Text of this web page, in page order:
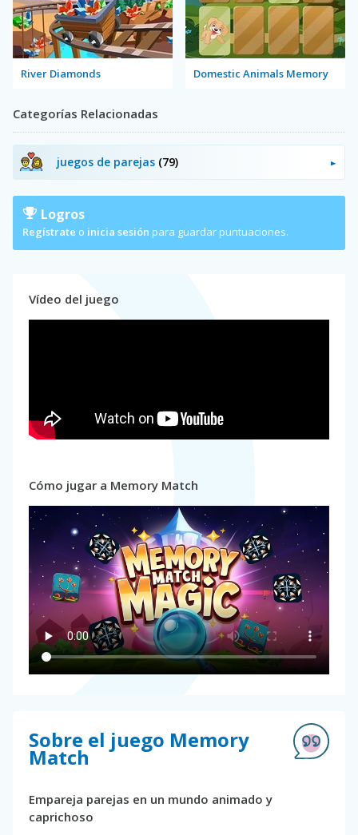
River Diamonds Domestic Animals Memory
Categorías Relacionadas
juegos de parejas (79)
Logros
Regístrate o inicia sesión para guardar puntuaciones.
Vídeo del juego
Cómo jugar a Memory Match
Sobre el juego Memory
Match
Empareja parejas en un mundo animado y
caprichoso